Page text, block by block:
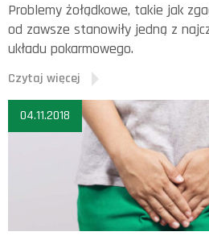
Problemy żołądkowe, takie jak
od zawsze stanowiły jedną z
układu pokarmowego.
Czytaj więcej
04.11.2018